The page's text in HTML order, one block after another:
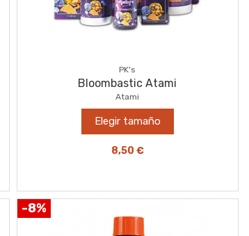
PK's
Bloombastic Atami
Atami
Elegir tamaño
8,50 €
-8%